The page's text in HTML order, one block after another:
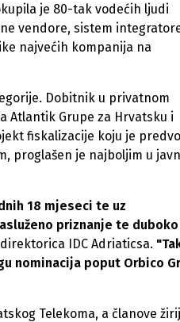
je 80-tak vodećih ljudi
vendore, sistem
najvećih kompanija na
Dobitnik u privatnom
Atlantik Grupe za Hrvatsku i
fiskalizacije koju je
proglašen je najboljim u
18 mjeseci te uz
priznanje te duboko
IDC Adriaticsa.
nominacija poput Orbico
Telekoma, a članove